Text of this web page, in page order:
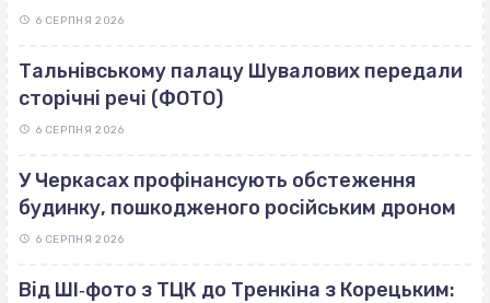
6 СЕРПНЯ 2026
Тальнівському палацу Шувалових передали
сторічні речі (ФОТО)
6 СЕРПНЯ 2026
У Черкасах профінансують обстеження
будинку, пошкодженого російським дроном
6 СЕРПНЯ 2026
Від ШІ‐фото з ТЦК до Тренкіна з Корецьким: